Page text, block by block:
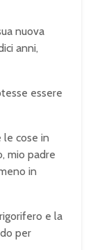
nuova
anni,
essere
le cose in
mio padre
in
e la
per